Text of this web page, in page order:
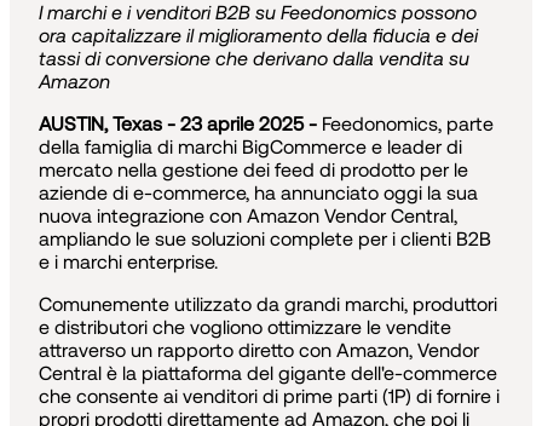
I marchi e i venditori B2B su Feedonomics possono
ora capitalizzare il miglioramento della fiducia e dei
tassi di conversione che derivano dalla vendita su
Amazon
AUSTIN, Texas - 23 aprile 2025 - Feedonomics, parte
della famiglia di marchi BigCommerce e leader di
mercato nella gestione dei feed di prodotto per le
aziende di e-commerce, ha annunciato oggi la sua
nuova integrazione con Amazon Vendor Central,
ampliando le sue soluzioni complete per i clienti B2B
e i marchi enterprise.
Comunemente utilizzato da grandi marchi, produttori
e distributori che vogliono ottimizzare le vendite
attraverso un rapporto diretto con Amazon, Vendor
Central è la piattaforma del gigante dell'e-commerce
che consente ai venditori di prime parti (1P) di fornire i
propri prodotti direttamente ad Amazon, che poi li